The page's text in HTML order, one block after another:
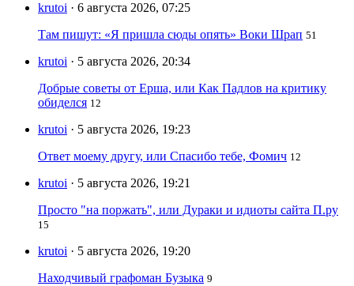
krutoi · 6 августа 2026, 07:25
Там пишут: «Я пришла сюды опять» Воки Шрап 51
krutoi · 5 августа 2026, 20:34
Добрые советы от Ерша, или Как Падлов на критику
обиделся 12
krutoi · 5 августа 2026, 19:23
Ответ моему другу, или Спасибо тебе, Фомич 12
krutoi · 5 августа 2026, 19:21
Просто "на поржать", или Дураки и идиоты сайта П.ру
15
krutoi · 5 августа 2026, 19:20
Находчивый графоман Бузыка 9